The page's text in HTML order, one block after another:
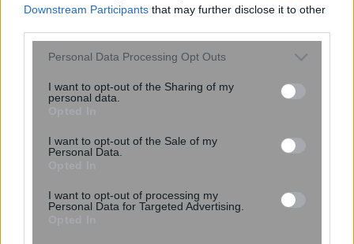
Downstream Participants that may further disclose it to other
Please note that this website/app uses one or more Google
not limited to your visit or usage behaviour. You may click to
grant or deny consent to Google and its third-party tags to
consent section.
Personal Data Processing Opt Outs
I want to opt-out of the Sharing of my
personal data.
I want to opt-out of the Sale of my
Personal Data.
I want to opt-out of processing my
Personal Data for Targeted Advertising.
ελλείψεις αίματος και αναβολές
μεταγγίσεων